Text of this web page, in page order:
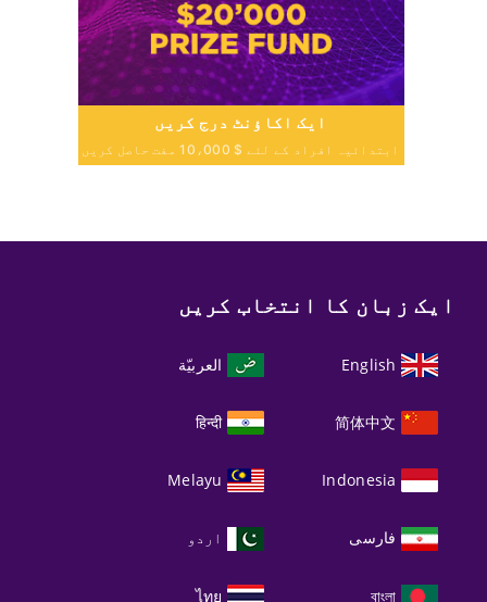
ایک اکاؤنٹ درج کریں
ابتدائیہ افراد کے لئے $ 10،000 مفت حاصل کریں
ایک زبان کا انتخاب کریں
English العربيّة
简体中文
हिन्दी
Indonesia
Melayu
فارسی اردو
বাংলা
ไทย